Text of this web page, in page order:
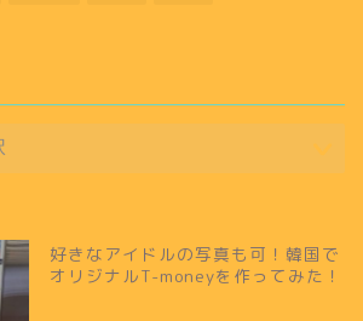
好きなアイドルの写真も可！韓国で
オリジナルT-moneyを作ってみた！